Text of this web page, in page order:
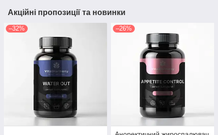
Акційні пропозиції та новинки
–32% –26%